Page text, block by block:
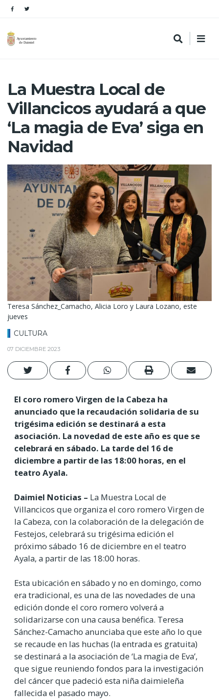
La Muestra Local de
Villancicos ayudará a que
‘La magia de Eva’ siga en
Navidad
Teresa Sánchez_Camacho, Alicia Loro y Laura Lozano, este
jueves
CULTURA
07 DICIEMBRE 2023
El coro romero Virgen de la Cabeza ha
anunciado que la recaudación solidaria de su
trigésima edición se destinará a esta
asociación. La novedad de este año es que se
celebrará en sábado. La tarde del 16 de
diciembre a partir de las 18:00 horas, en el
teatro Ayala.
Daimiel Noticias – La Muestra Local de
Villancicos que organiza el coro romero Virgen de
la Cabeza, con la colaboración de la delegación de
Festejos, celebrará su trigésima edición el
próximo sábado 16 de diciembre en el teatro
Ayala, a partir de las 18:00 horas.
Esta ubicación en sábado y no en domingo, como
era tradicional, es una de las novedades de una
edición donde el coro romero volverá a
solidarizarse con una causa benéfica. Teresa
Sánchez-Camacho anunciaba que este año lo que
se recaude en las huchas (la entrada es gratuita)
se destinará a la asociación de ‘La magia de Eva’,
que sigue reuniendo fondos para la investigación
del cáncer que padeció esta niña daimieleña
fallecida el pasado mayo.